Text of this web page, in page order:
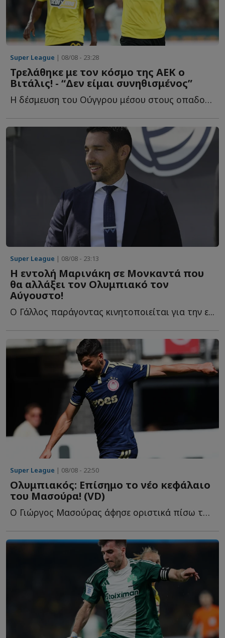
Super League | 08/08 - 23:28
Τρελάθηκε με τον κόσμο της ΑΕΚ ο
Βιτάλις! - “Δεν είμαι συνηθισμένος”
Η δέσμευση του Ούγγρου μέσου στους οπαδούς τ...
Super League | 08/08 - 23:13
Η εντολή Μαρινάκη σε Μονκαντά που
θα αλλάξει τον Ολυμπιακό τον
Αύγουστο!
Ο Γάλλος παράγοντας κινητοποιείται για την ε...
Super League | 08/08 - 22:50
Ολυμπιακός: Επίσημο το νέο κεφάλαιο
του Μασούρα! (VD)
Ο Γιώργος Μασούρας άφησε οριστικά πίσω του το κεφάλαιο τ...